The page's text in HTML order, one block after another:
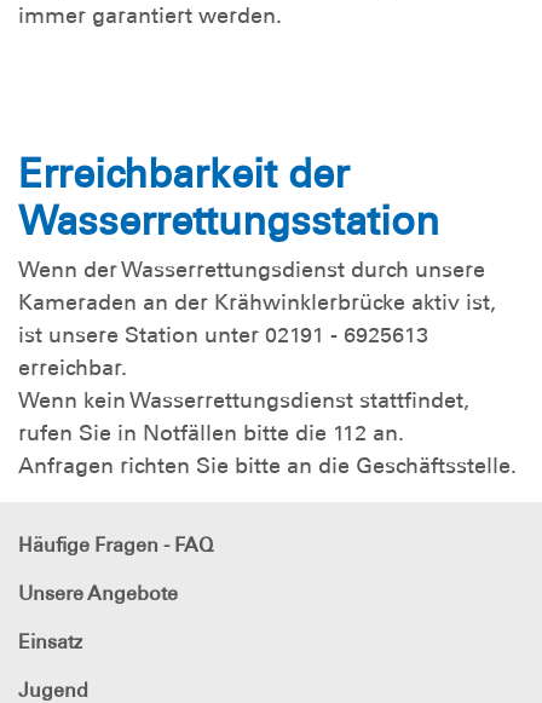
immer garantiert werden.
Erreichbarkeit der
Wasserrettungsstation
Wenn der Wasserrettungsdienst durch unsere
Kameraden an der Krähwinklerbrücke aktiv ist,
ist unsere Station unter 02191 - 6925613
erreichbar.
Wenn kein Wasserrettungsdienst stattfindet,
rufen Sie in Notfällen bitte die 112 an.
Anfragen richten Sie bitte an die Geschäftsstelle.
Häufige Fragen - FAQ
Unsere Angebote
Einsatz
Jugend